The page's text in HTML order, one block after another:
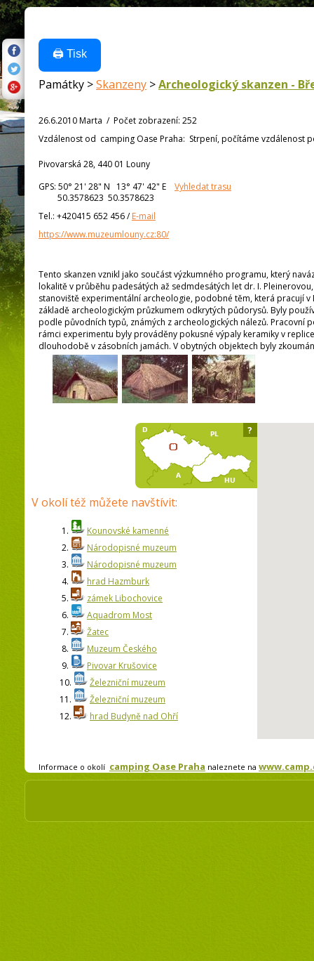
🖨️ Tisk
Památky >Skanzeny >Archeologický skanzen -
26.6.2010 Marta / Počet zobrazení: 252
Vzdálenost od camping Oase Praha: Strpení, počítáme vzdálenost
Pivovarská 28, 440 01 Louny
GPS: 50° 21' 28" N 13° 47' 42" E
Vyhledat trasu
50.3578623 50.3578623
Tel.: +420415 652 456/E-mail
https://www.muzeumlouny.cz:80/
Tento skanzen vznikl jako součást výzkumného programu, který
lokalitě v průběhu padesátých až sedmdesátých let dr. I.
stanoviště experimentální archeologie, podobné těm, která pracují v
základě archeologickým průzkumem odkrytých půdorysů. Byly
podle původních typů, známých z archeologických nálezů. Pracovní
rámci experimentu byly prováděny pokusné výpaly keramiky v
dlouhodobě v zásobních jamách. V obytných objektech byly
V okolí též můžete navštívit:
1.
Kounovské kamenné
2.
Národopisné muzeum
3.
Národopisné muzeum
4.
hrad Hazmburk
5.
zámek Libochovice
6.
Aquadrom Most
7.
Žatec
8.
Muzeum Českého
9.
Pivovar Krušovice
10.
Železniční muzeum
11.
Železniční muzeum
12.
hrad Budyně nad Ohří
?
Informace o okolí camping Oase Praha naleznete na